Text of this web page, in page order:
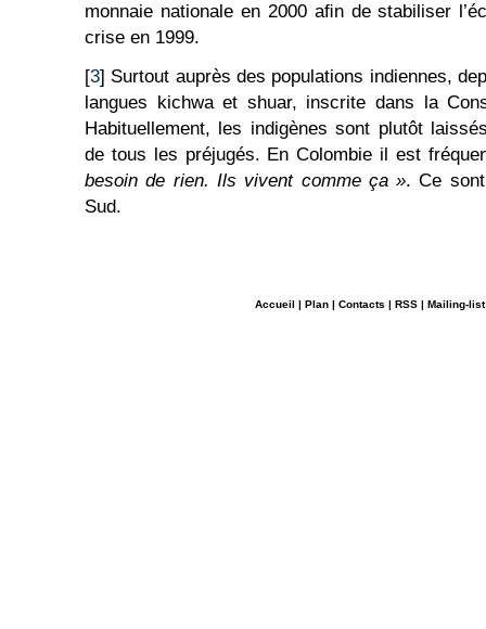
monnaie nationale en 2000 aﬁn de stabiliser
crise en 1999.
[3] Surtout auprès des populations indiennes,
langues kichwa et shuar, inscrite dans la
Habituellement, les indigènes sont plutôt
de tous les préjugés. En Colombie il est
besoin de rien. Ils vivent comme ça ». Ce
Sud.
Accueil | Plan | Contacts | RSS | Mailing-list